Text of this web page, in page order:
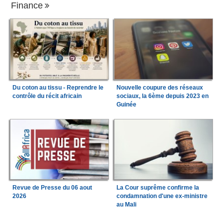
Finance
Du coton au tissu - Reprendre le
contrôle du récit africain
Nouvelle coupure des réseaux
sociaux, la 6ème depuis 2023 en
Guinée
Revue de Presse du 06 aout
2026
La Cour suprême confirme la
condamnation d'une ex-ministre
au Mali